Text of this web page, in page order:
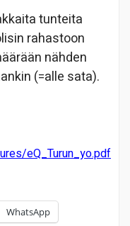
tunteita
rahastoon
nähden
(=alle sata).
eQ_Turun_yo.pdf
WhatsApp